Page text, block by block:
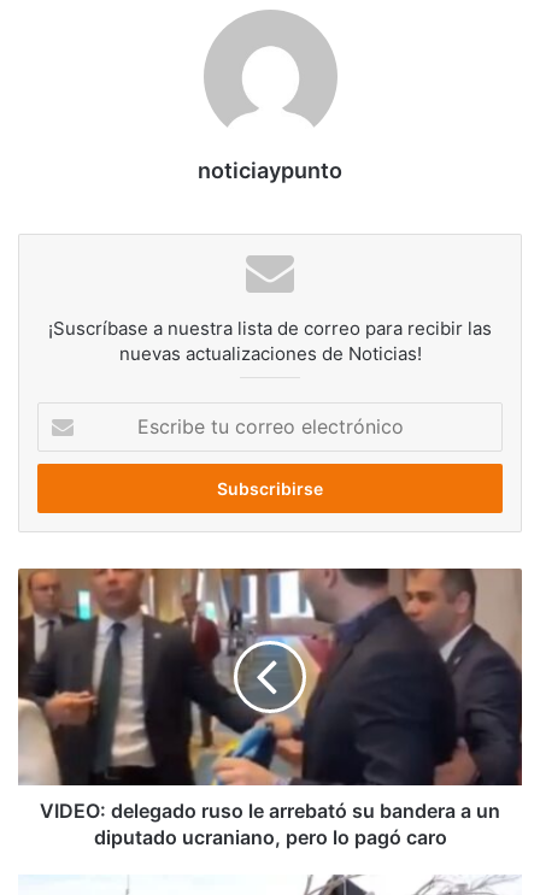
noticiaypunto
¡Suscríbase a nuestra lista de correo para recibir las
nuevas actualizaciones de Noticias!
correo
VIDEO:
delegado
ruso
arrebató
su
bandera
a
un
diputado
VIDEO: delegado ruso le arrebató su bandera a un
diputado ucraniano, pero lo pagó caro